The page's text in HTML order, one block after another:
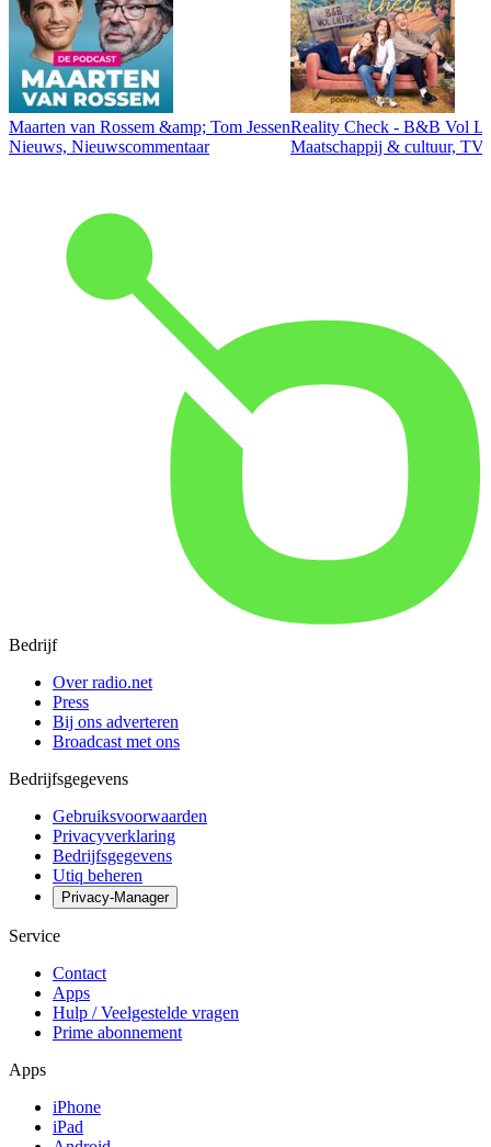
Maarten van Rossem &amp; Tom Jessen
Nieuws, Nieuwscommentaar
Reality Check - B&B Vol
Maatschappij & cultuur,
Bedrijf
Over radio.net
Press
Bij ons adverteren
Broadcast met ons
Bedrijfsgegevens
Gebruiksvoorwaarden
Privacyverklaring
Bedrijfsgegevens
Utiq beheren
Privacy-Manager
Service
Contact
Apps
Hulp / Veelgestelde vragen
Prime abonnement
Apps
iPhone
iPad